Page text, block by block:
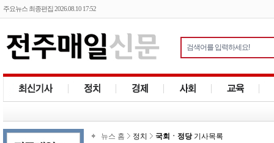
주요뉴스 최종편집 2026.08.10 17:52
뉴스 홈 정치 국회ㆍ정당기사목록